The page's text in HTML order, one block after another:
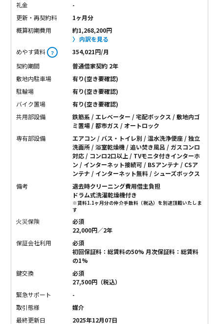
礼金
-
更新・再契約料
1ヶ月分
概算初期費用
約1,268,200円
内訳を見る
めやす賃料 ？
354,021円/月
契約期間
普通借家契約 2年
敷地内駐車場
有り(空き要確認)
駐輪場
有り(空き要確認)
バイク置場
有り(空き要確認)
共用部設備
鉄筋系 / エレベーター / 宅配ボックス / 敷地内ゴ
ミ置場 / 都市ガス / オートロック
専有部設備
エアコン / バス・トイレ別 / 温水洗浄便座 / 独立
洗面所 / 浴室乾燥機 / 追い焚き風呂 / ガスコンロ
対応 / コンロ2口以上 / TVモニタ付きインターホ
ン / インターネット接続可 / BSアンテナ / CSア
ンテナ / インターネット無料 / シューズボックス
備考
退去時クリーニング費用借主負担
ドラム式洗濯乾燥機付き
※賃料1.1ヶ月分の仲介手数料（税込）を別途頂戴いたしま
す
火災保険
必須
22,000円／2年
保証会社利用
必須
初回保証料：総賃料の50% 月次保証料：総賃料
の1%
鍵交換
必須
27,500円（税込）
緊急サポート
-
取引態様
媒介
最終更新日
2025年12月07日